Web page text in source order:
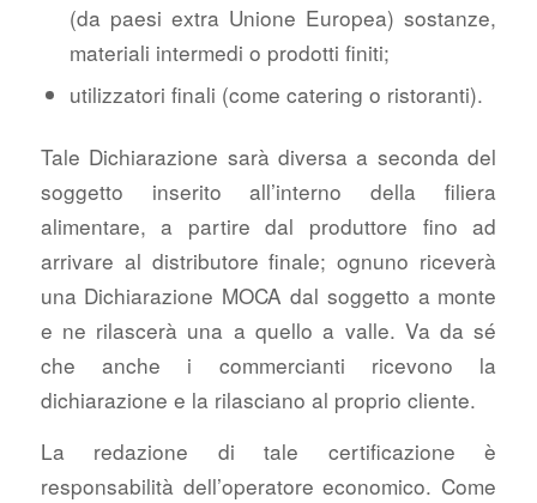
(da paesi extra Unione Europea) sostanze,
materiali intermedi o prodotti finiti;
utilizzatori finali (come catering o ristoranti).
Tale Dichiarazione sarà diversa a seconda del
soggetto inserito all’interno della filiera
alimentare, a partire dal produttore fino ad
arrivare al distributore finale; ognuno riceverà
una Dichiarazione MOCA dal soggetto a monte
e ne rilascerà una a quello a valle. Va da sé
che anche i commercianti ricevono la
dichiarazione e la rilasciano al proprio cliente.
La redazione di tale certificazione è
responsabilità dell’operatore economico. Come